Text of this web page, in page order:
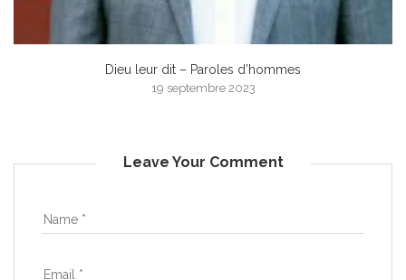
Dieu leur dit – Paroles d’hommes
19 septembre 2023
Leave Your Comment